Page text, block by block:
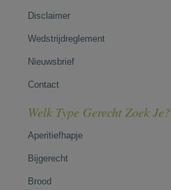
Disclaimer
Wedstrijdreglement
Nieuwsbrief
Contact
Welk Type Gerecht Zoek Je?
Aperitiefhapje
Bijgerecht
Brood